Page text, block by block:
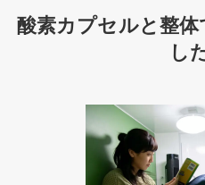
酸素カプセルと整
し